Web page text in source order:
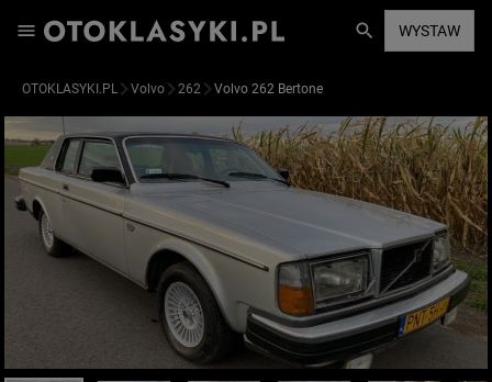
WYSTAW
OTOKLASYKI.PL Volvo 262 Volvo 262 Bertone